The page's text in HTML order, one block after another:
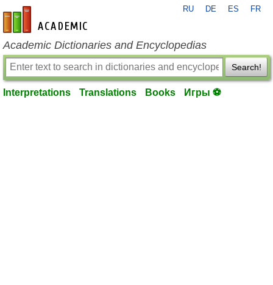
en-academic.com
RU DE ES FR
Academic Dictionaries and Encyclopedias
Search!
Interpretations Translations Books Игры ⚽